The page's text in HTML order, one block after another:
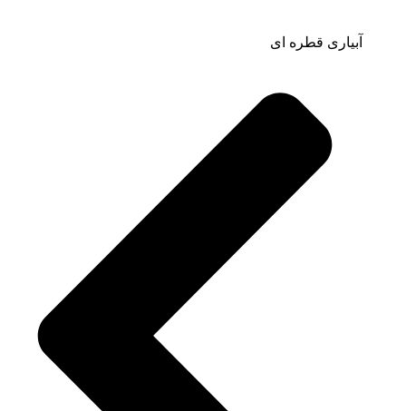
آبیاری قطره ای